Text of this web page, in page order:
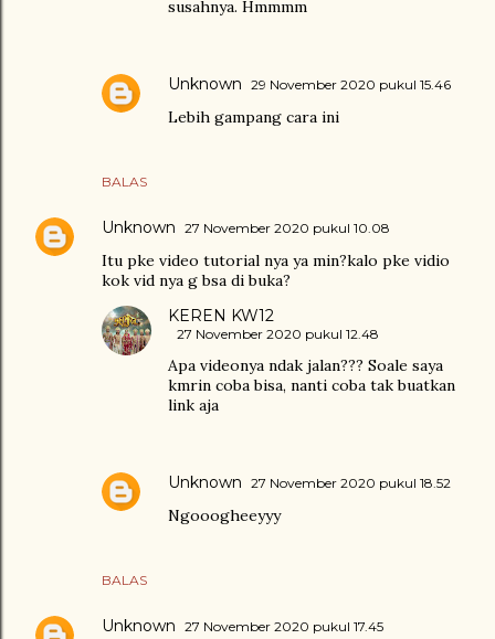
BALAS
susahnya. Hmmmm
Unknown 29 November 2020 pukul 15.46
Lebih gampang cara ini
Unknown 27 November 2020 pukul 10.08
Itu pke video tutorial nya ya min?kalo pke vidio
kok vid nya g bsa di buka?
BALAS
KEREN KW12
27 November 2020 pukul 12.48
Apa videonya ndak jalan??? Soale saya
kmrin coba bisa, nanti coba tak buatkan
link aja
Unknown 27 November 2020 pukul 18.52
Ngooogheeyyy
Unknown 27 November 2020 pukul 17.45